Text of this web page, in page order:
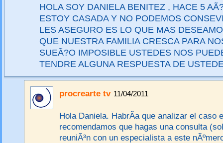
HOLA SOY DANIELA BENITEZ , HACE 5
ESTOY CASADA Y NO PODEMOS
LES ASEGURO ES LO QUE MAS
QUE NUESTRA FAMILIA CRESCA PARA
SUEÃ?O IMPOSIBLE USTEDES NOS
TENDRE ALGUNA RESPUESTA DE
procrearte tv 11/04/2011
Hola Daniela. HabrÃ­a que analizar el caso
recomendamos que hagas una consulta
reuniÃ³n con un especialista a este